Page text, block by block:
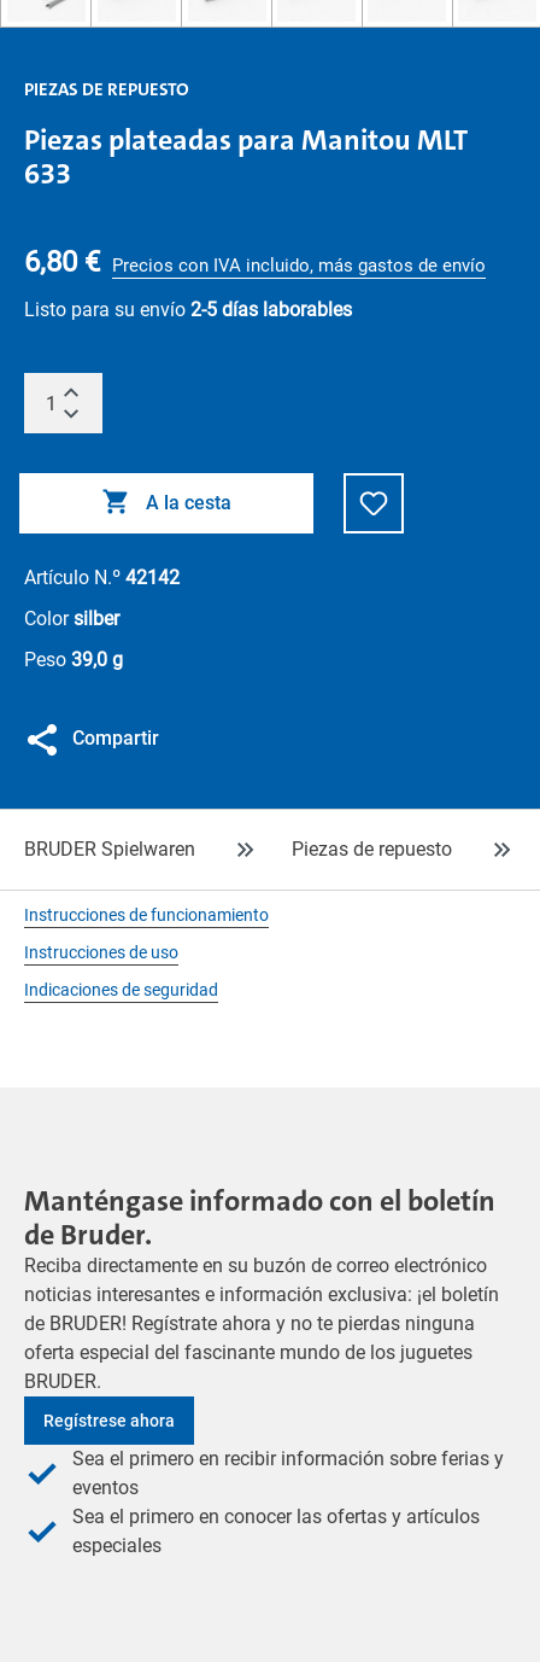
PIEZAS DE REPUESTO
Piezas plateadas para Manitou MLT
633
6,80 € Precios con IVA incluido, más gastos de envío
Listo para su envío 2-5 días laborables
A la cesta
Artículo N.º 42142
Colorsilber
Peso 39,0 g
Compartir
BRUDER Spielwaren Piezas de repuesto
Instrucciones de funcionamiento
Instrucciones de uso
Indicaciones de seguridad
Manténgase informado con el boletín
de Bruder.
Reciba directamente en su buzón de correo electrónico
noticias interesantes e información exclusiva: ¡el boletín
de BRUDER! Regístrate ahora y no te pierdas ninguna
oferta especial del fascinante mundo de los juguetes
BRUDER.
Regístrese ahora
Sea el primero en recibir información sobre ferias y
eventos
Sea el primero en conocer las ofertas y artículos
especiales